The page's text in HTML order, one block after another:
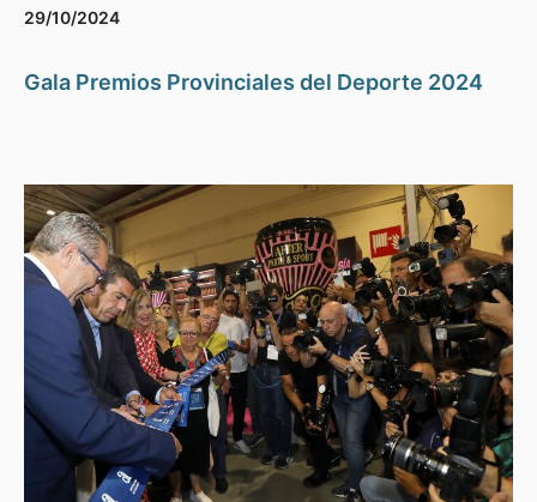
29/10/2024
Gala Premios Provinciales del Deporte 2024